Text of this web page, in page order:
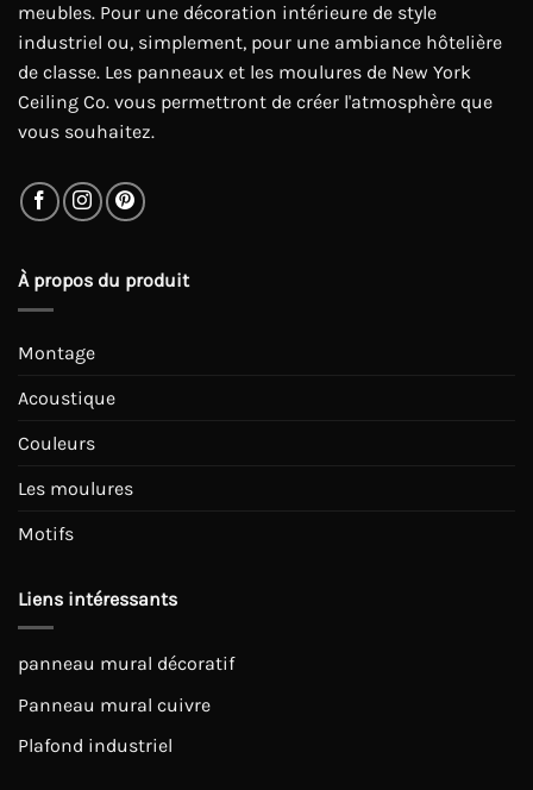
meubles. Pour une décoration intérieure de style
industriel ou, simplement, pour une ambiance hôtelière
de classe. Les panneaux et les moulures de New York
Ceiling Co. vous permettront de créer l'atmosphère que
vous souhaitez.
À propos du produit
Montage
Acoustique
Couleurs
Les moulures
Motifs
Liens intéressants
panneau mural décoratif
Panneau mural cuivre
Plafond industriel